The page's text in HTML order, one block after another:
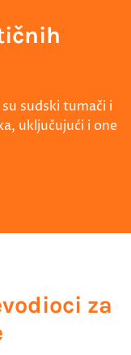
sudski tumači i
uključujući i one
za